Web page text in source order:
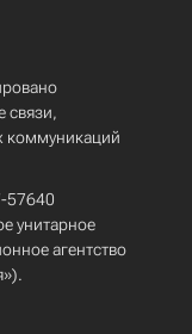
связи,
коммуникаций
57640
унитарное
агентство